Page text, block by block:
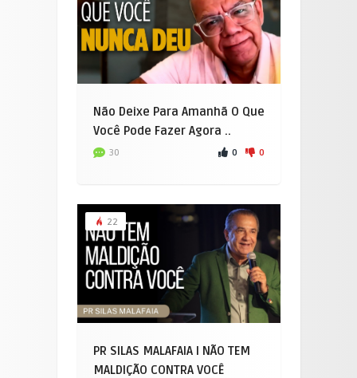
Não Deixe Para Amanhã O Que
Você Pode Fazer Agora ..
30 0 0
22
PR SILAS MALAFAIA I NÃO TEM
MALDIÇÃO CONTRA VOCÊ